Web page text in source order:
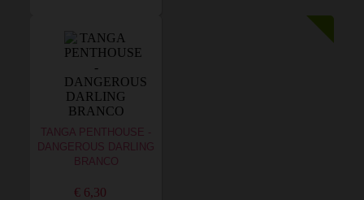
TANGA PENTHOUSE -
DANGEROUS DARLING
BRANCO
€ 6,30